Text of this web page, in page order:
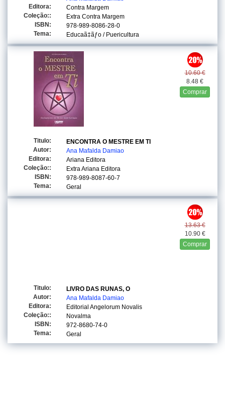
Editora:
Contra Margem
Coleção::
Extra Contra Margem
ISBN:
978-989-8086-28-0
Tema:
Educaã‡ãƒo / Puericultura
10.60 €
8.48 €
Comprar
Titulo:
ENCONTRA O MESTRE EM TI
Autor:
Ana Mafalda Damiao
Editora:
Ariana Editora
Coleção::
Extra Ariana Editora
ISBN:
978-989-8087-60-7
Tema:
Geral
13.63 €
10.90 €
Comprar
Titulo:
LIVRO DAS RUNAS, O
Autor:
Ana Mafalda Damiao
Editora:
Editorial Angelorum Novalis
Coleção::
Novalma
ISBN:
972-8680-74-0
Tema:
Geral